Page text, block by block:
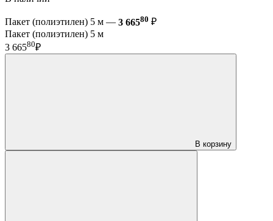
Пакет (полиэтилен) 5 м — 3 66580 ₽
Пакет (полиэтилен) 5 м
3 66580₽
В корзину